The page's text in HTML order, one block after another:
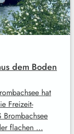
dem Boden
hat
Freizeit-
flachen …